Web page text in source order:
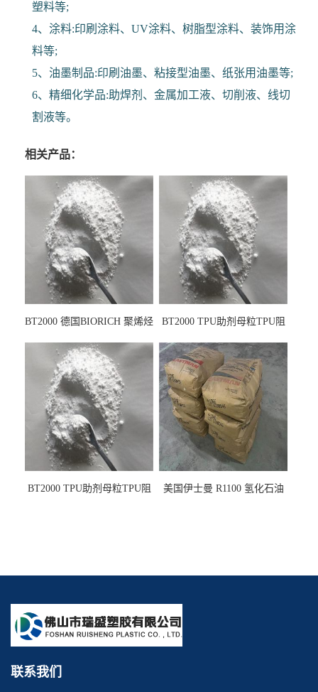
塑料等;
4、涂料:印刷涂料、UV涂料、树脂型涂料、装饰用涂
料等;
5、油墨制品:印刷油墨、粘接型油墨、纸张用油墨等;
6、精细化学品:助焊剂、金属加工液、切削液、线切
割液等。
相关产品：
BT2000 德国BIORICH 聚烯烃
墨阻燃剂 TPU抗黄变剂 抗黄
变耐黄剂
BT2000 TPU助剂母粒TPU阻
剂雾面滑剂防粘剂 TPU抗黄
变剂 抗黄变耐黄剂
BT2000 TPU助剂母粒TPU阻
美国伊士曼 R1100 氢化石油
联系我们